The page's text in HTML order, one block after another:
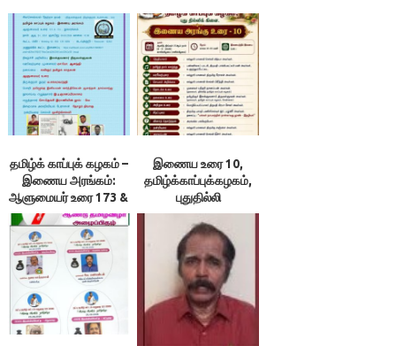
தமிழ்க் காப்புக் கழகம் –
இணைய அரங்கம்:
ஆளுமையர் உரை 173 &
174 ; நூலரங்கம்
இணைய உரை 10,
தமிழ்க்காப்புக்கழகம்,
புதுதில்லி